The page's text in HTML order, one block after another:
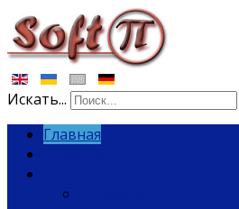
Искать...
Главная